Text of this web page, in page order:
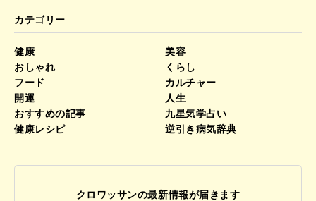
カテゴリー
健康
美容
おしゃれ
くらし
フード
カルチャー
開運
人生
おすすめの記事
九星気学占い
健康レシピ
逆引き病気辞典
クロワッサンの最新情報が届きます